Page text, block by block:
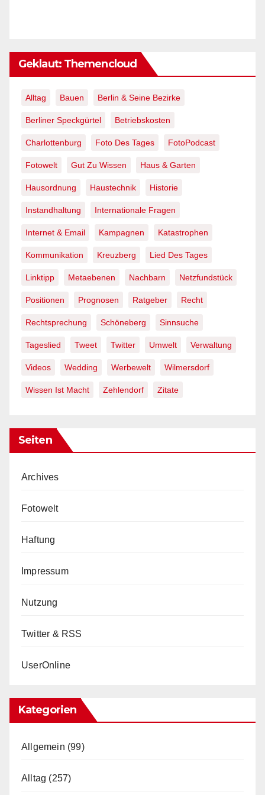
Geklaut: Themencloud
Alltag Bauen Berlin & Seine Bezirke
Berliner Speckgürtel Betriebskosten
Charlottenburg Foto Des Tages FotoPodcast
Fotowelt Gut Zu Wissen Haus & Garten
Hausordnung Haustechnik Historie
Instandhaltung Internationale Fragen
Internet & Email Kampagnen Katastrophen
Kommunikation Kreuzberg Lied Des Tages
Linktipp Metaebenen Nachbarn Netzfundstück
Positionen Prognosen Ratgeber Recht
Rechtsprechung Schöneberg Sinnsuche
Tageslied Tweet Twitter Umwelt Verwaltung
Videos Wedding Werbewelt Wilmersdorf
Wissen Ist Macht Zehlendorf Zitate
Seiten
Archives
Fotowelt
Haftung
Impressum
Nutzung
Twitter & RSS
UserOnline
Kategorien
Allgemein (99)
Alltag (257)